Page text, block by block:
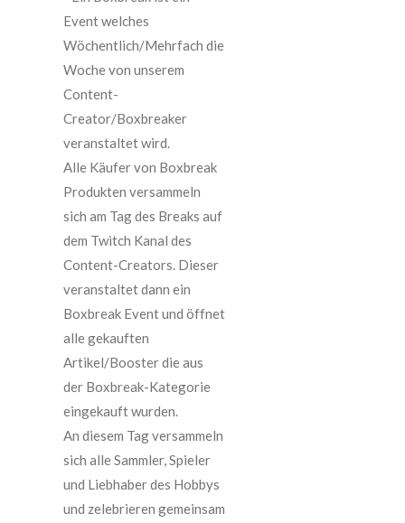
Event welches
Wöchentlich/Mehrfach die
Woche von unserem
Content-
Creator/Boxbreaker
veranstaltet wird.
Alle Käufer von Boxbreak
Produkten versammeln
sich am Tag des Breaks auf
dem Twitch Kanal des
Content-Creators. Dieser
veranstaltet dann ein
Boxbreak Event und öffnet
alle gekauften
Artikel/Booster die aus
der Boxbreak-Kategorie
eingekauft wurden.
An diesem Tag versammeln
sich alle Sammler, Spieler
und Liebhaber des Hobbys
und zelebrieren gemeinsam